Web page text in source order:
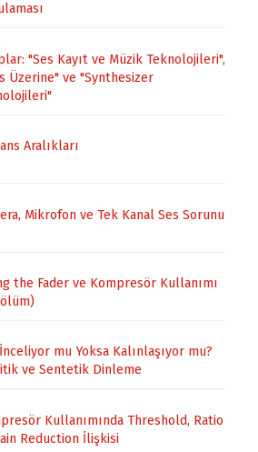
"Ses Kayıt ve Müzik Teknolojileri",
Üzerine" ve "Synthesizer
Aralıkları
Mikrofon ve Tek Kanal Ses Sorunu
the Fader ve Kompresör Kullanımı
mu Yoksa Kalınlaşıyor mu?
ve Sentetik Dinleme
Kullanımında Threshold, Ratio
Reduction İlişkisi